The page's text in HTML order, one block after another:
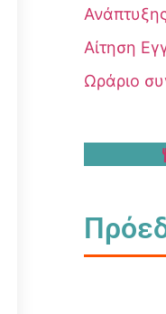
Αίτηση
Ωράριο